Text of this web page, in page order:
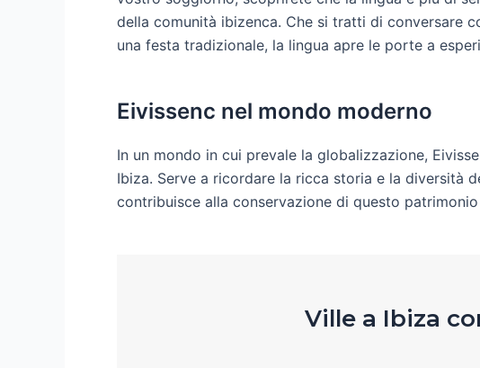
della comunità ibizenca. Che si tratti di conversare
una festa tradizionale, la lingua apre le porte a
Eivissenc nel mondo moderno
In un mondo in cui prevale la globalizzazione,
Ibiza. Serve a ricordare la ricca storia e la diversità
contribuisce alla conservazione di questo
Ville a Ibiza